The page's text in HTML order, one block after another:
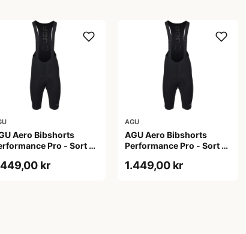
Aero Bibshorts
Pro - Sort -
kr
AGU
AGU Aero Bibshorts
Performance Pro - Sort -
1.449,00 kr